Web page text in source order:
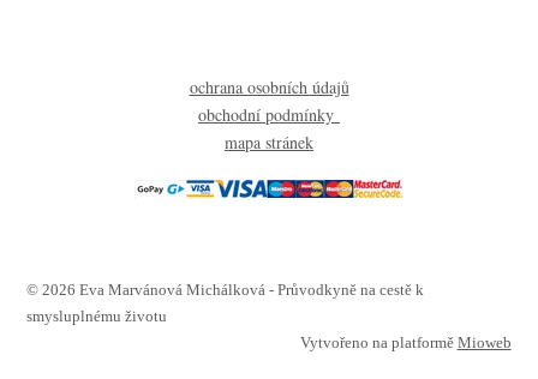
ochrana osobních údajů
obchodní podmínky
mapa stránek
© 2026 Eva Marvánová Michálková - Průvodkyně na cestě k
smysluplnému životu
Vytvořeno na platformě Mioweb